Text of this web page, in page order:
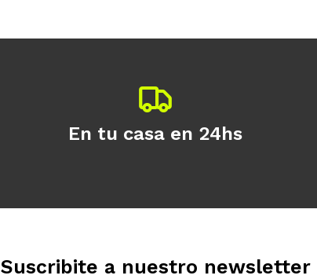
En tu casa en 24hs
Suscribite a nuestro newsletter